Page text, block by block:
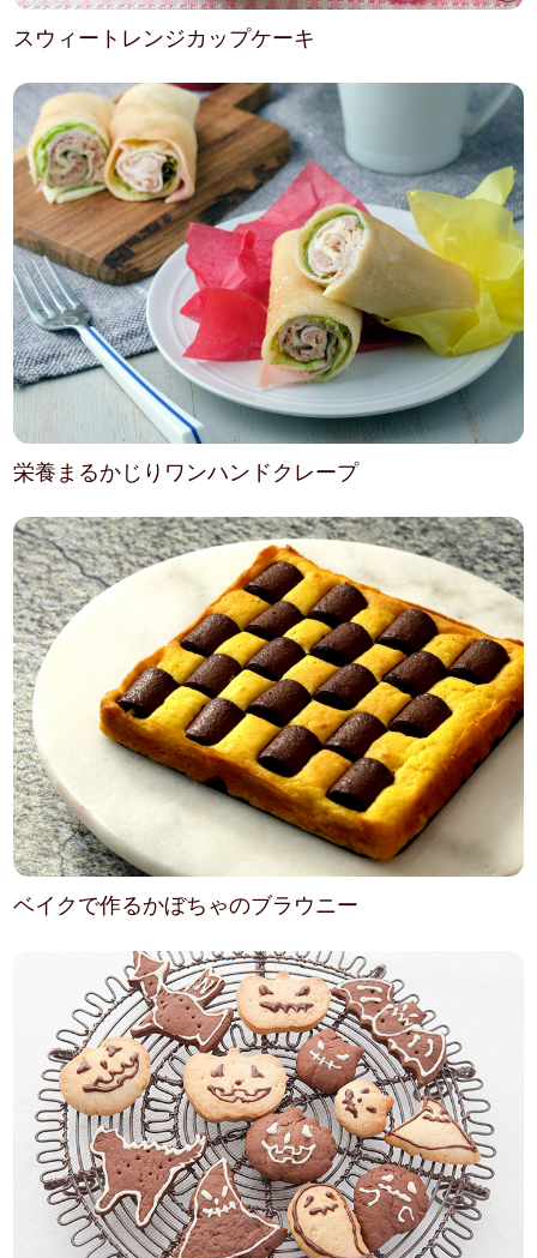
スウィートレンジカップケーキ
栄養まるかじりワンハンドクレープ
ベイクで作るかぼちゃのブラウニー